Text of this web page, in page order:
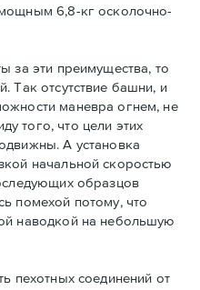
6,8-кг осколочно-
за эти преимущества, то
Так отсутствие башни, и
маневра огнем, не
того, что цели этих
А установка
начальной скоростью
образцов
помехой потому, что
наводкой на небольшую
пехотных соединений от